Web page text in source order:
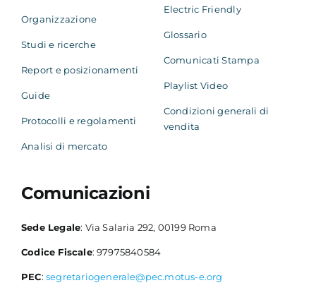
Organizzazione
Studi e ricerche
Report e posizionamenti
Guide
Protocolli e regolamenti
Analisi di mercato
Electric Friendly
Glossario
Comunicati Stampa
Playlist Video
Condizioni generali di
vendita
Comunicazioni
Sede Legale: Via Salaria 292, 00199 Roma
Codice Fiscale: 97975840584
PEC: segretariogenerale@pec.motus-e.org